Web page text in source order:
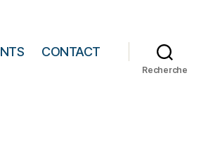
CONTACT
Recherche